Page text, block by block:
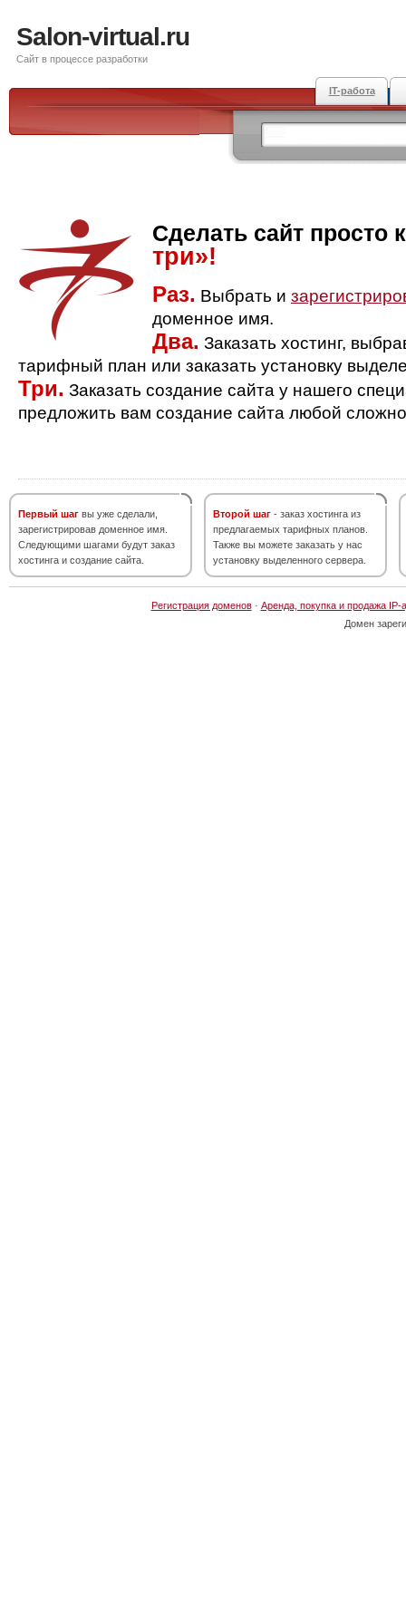
Salon-virtual.ru
Сайт в процессе разработки
IT-работа
Сделать сайт просто
три»!
Раз. Выбрать и
доменное имя.
Два. Заказать хостинг,
тарифный план или заказать установку
Три. Заказать создание сайта у нашего
предложить вам создание сайта любой
Первый шаг вы уже сделали,
зарегистрировав доменное имя.
Следующими шагами будут заказ
хостинга и создание сайта.
Второй шаг - заказ хостинга из
предлагаемых тарифных планов.
Также вы можете заказать у нас
установку выделенного сервера.
Регистрация доменов· Аренда, покупка и продажа IP-
Домен